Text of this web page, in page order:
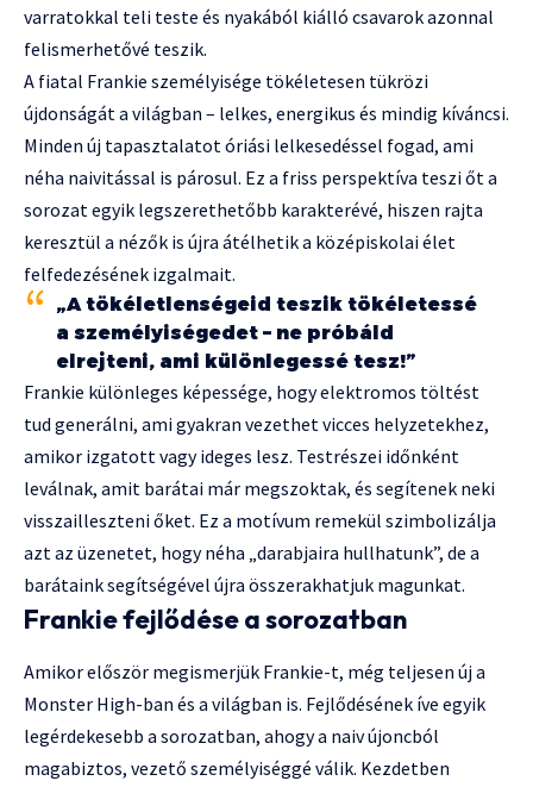
varratokkal teli teste és nyakából kiálló csavarok azonnal
felismerhetővé teszik.
A fiatal Frankie személyisége tökéletesen tükrözi
újdonságát a világban – lelkes, energikus és mindig kíváncsi.
Minden új tapasztalatot óriási lelkesedéssel fogad, ami
néha naivitással is párosul. Ez a friss perspektíva teszi őt a
sorozat egyik legszerethetőbb karakterévé, hiszen rajta
keresztül a nézők is újra átélhetik a középiskolai élet
felfedezésének izgalmait.
„A tökéletlenségeid teszik tökéletessé
a személyiségedet – ne próbáld
elrejteni, ami különlegessé tesz!”
Frankie különleges képessége, hogy elektromos töltést
tud generálni, ami gyakran vezethet vicces helyzetekhez,
amikor izgatott vagy ideges lesz. Testrészei időnként
leválnak, amit barátai már megszoktak, és segítenek neki
visszailleszteni őket. Ez a motívum remekül szimbolizálja
azt az üzenetet, hogy néha „darabjaira hullhatunk”, de a
barátaink segítségével újra összerakhatjuk magunkat.
Frankie fejlődése a sorozatban
Amikor először megismerjük Frankie-t, még teljesen új a
Monster High-ban és a világban is. Fejlődésének íve egyik
legérdekesebb a sorozatban, ahogy a naiv újoncból
magabiztos, vezető személyiséggé válik. Kezdetben